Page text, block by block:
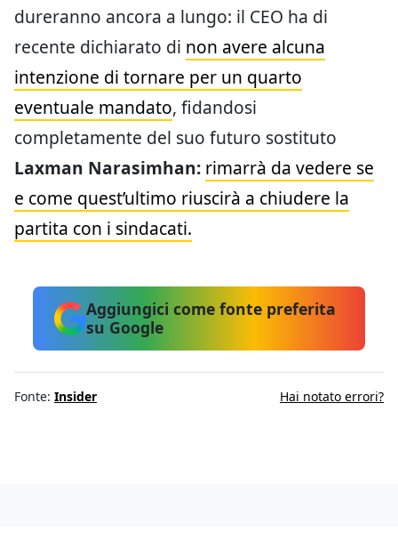
dureranno ancora a lungo: il CEO ha di
recente dichiarato di non avere alcuna
intenzione di tornare per un quarto
eventuale mandato, fidandosi
completamente del suo futuro sostituto
Laxman Narasimhan: rimarrà da vedere se
e come quest’ultimo riuscirà a chiudere la
partita con i sindacati.
Aggiungici come fonte preferita
su Google
Fonte: Insider Hai notato errori?